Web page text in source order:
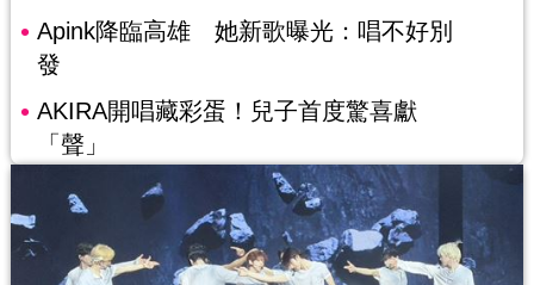
Apink降臨高雄 她新歌曝光：唱不好別
發
AKIRA開唱藏彩蛋！兒子首度驚喜獻
「聲」